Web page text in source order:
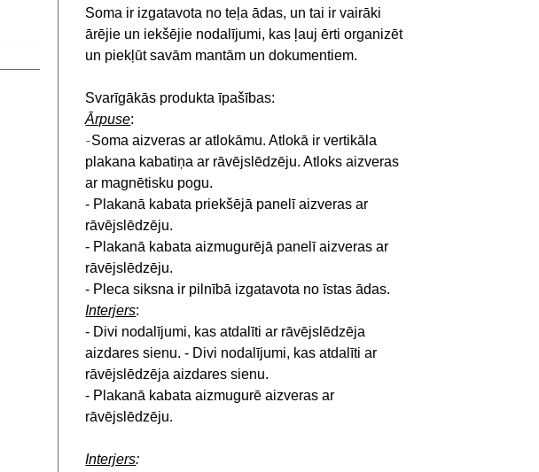
Soma ir izgatavota no teļa ādas, un tai ir vairāki
ārējie un iekšējie nodalījumi, kas ļauj ērti organizēt
un piekļūt savām mantām un dokumentiem.
Svarīgākās produkta īpašības:
Ārpuse:
-Soma aizveras ar atlokāmu. Atlokā ir vertikāla
plakana kabatiņa ar rāvējslēdzēju. Atloks aizveras
ar magnētisku pogu.
- Plakanā kabata priekšējā panelī aizveras ar
rāvējslēdzēju.
- Plakanā kabata aizmugurējā panelī aizveras ar
rāvējslēdzēju.
- Pleca siksna ir pilnībā izgatavota no īstas ādas.
Interjers:
- Divi nodalījumi, kas atdalīti ar rāvējslēdzēja
aizdares sienu. - Divi nodalījumi, kas atdalīti ar
rāvējslēdzēja aizdares sienu.
- Plakanā kabata aizmugurē aizveras ar
rāvējslēdzēju.
Interjers: